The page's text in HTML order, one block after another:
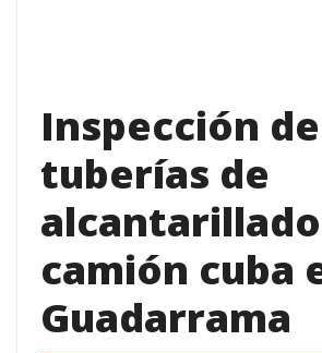
Inspección de
tuberías de
camión cuba
Guadarrama